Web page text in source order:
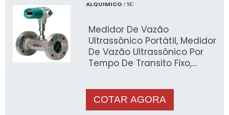
ALQUIMICO / SC
Medidor De Vazão
Ultrassônico Portátil, Medidor
De Vazão Ultrassônico Por
Tempo De Transito Fixo,
Nível Ultrassônico Para
Canais Abertos, Medidor De
COTAR AGORA